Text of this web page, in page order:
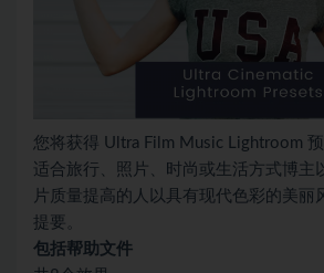
您将获得 Ultra Film Music Lightroom
适合旅行、照片、时尚或生活方式博主
片质量提高的人以具有现代色彩的美丽
提要。
包括帮助文件